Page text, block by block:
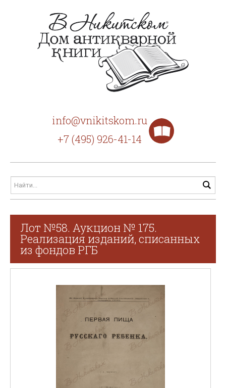
info@vnikitskom.ru
+7 (495) 926-41-14
Лот №58. Аукцион № 175.
Реализация изданий, списанных
из фондов РГБ